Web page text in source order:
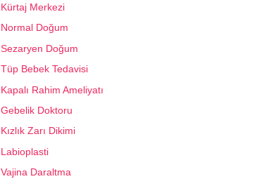
Kürtaj Merkezi
Normal Doğum
Sezaryen Doğum
Tüp Bebek Tedavisi
Kapalı Rahim Ameliyatı
Gebelik Doktoru
Kızlık Zarı Dikimi
Labioplasti
Vajina Daraltma